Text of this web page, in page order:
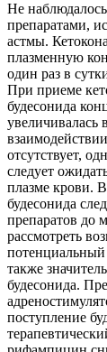
Не
препаратами,
астмы.
плазменную
один раз в
При приеме
будесонида
увеличивалась
отсутствует,
следует
плазме крови.
будесонида
препаратов до
рассмотреть
также
будесонида.
поступление